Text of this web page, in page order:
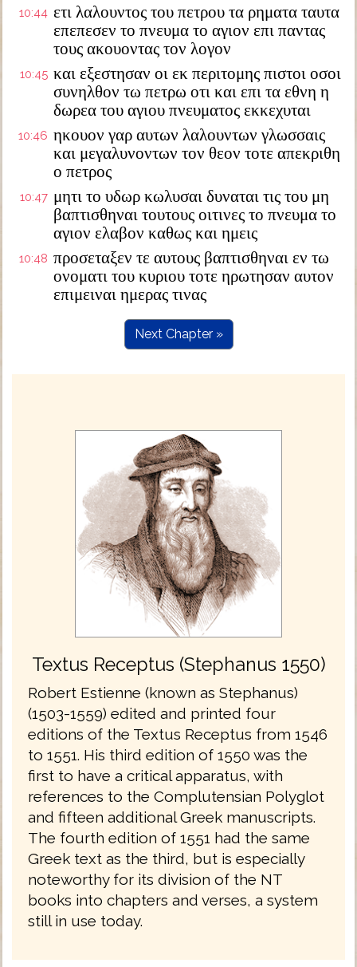
10:44 ετι λαλουντος του πετρου τα ρηματα ταυτα
επεπεσεν το πνευμα το αγιον επι παντας
τους ακουοντας τον λογον
10:45 και εξεστησαν οι εκ περιτομης πιστοι οσοι
συνηλθον τω πετρω οτι και επι τα εθνη η
δωρεα του αγιου πνευματος εκκεχυται
10:46 ηκουον γαρ αυτων λαλουντων γλωσσαις
και μεγαλυνοντων τον θεον τοτε απεκριθη
ο πετρος
10:47 μητι το υδωρ κωλυσαι δυναται τις του μη
βαπτισθηναι τουτους οιτινες το πνευμα το
αγιον ελαβον καθως και ημεις
10:48 προσεταξεν τε αυτους βαπτισθηναι εν τω
ονοματι του κυριου τοτε ηρωτησαν αυτον
επιμειναι ημερας τινας
Next Chapter »
Textus Receptus (Stephanus 1550)
Robert Estienne (known as Stephanus)
(1503-1559) edited and printed four
editions of the Textus Receptus from 1546
to 1551. His third edition of 1550 was the
first to have a critical apparatus, with
references to the Complutensian Polyglot
and fifteen additional Greek manuscripts.
The fourth edition of 1551 had the same
Greek text as the third, but is especially
noteworthy for its division of the NT
books into chapters and verses, a system
still in use today.